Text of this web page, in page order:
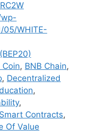
05/WHITE-
Coin, BNB Chain,
, Decentralized
,
,
Smart Contracts,
Of Value